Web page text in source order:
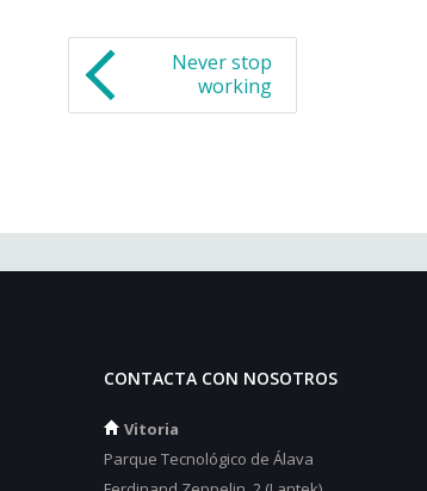
Never stop
working
CONTACTA CON NOSOTROS
Vitoria
Parque Tecnológico de Álava